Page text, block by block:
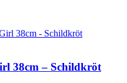
38cm – Schildkröt